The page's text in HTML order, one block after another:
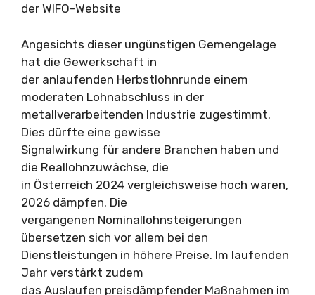
der WIFO-Website
Angesichts dieser ungünstigen Gemengelage
hat die Gewerkschaft in
der anlaufenden Herbstlohnrunde einem
moderaten Lohnabschluss in der
metallverarbeitenden Industrie zugestimmt.
Dies dürfte eine gewisse
Signalwirkung für andere Branchen haben und
die Reallohnzuwächse, die
in Österreich 2024 vergleichsweise hoch waren,
2026 dämpfen. Die
vergangenen Nominallohnsteigerungen
übersetzen sich vor allem bei den
Dienstleistungen in höhere Preise. Im laufenden
Jahr verstärkt zudem
das Auslaufen preisdämpfender Maßnahmen im